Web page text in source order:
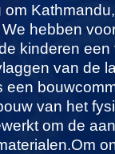
om
hebben
kinderen
van de
een
van het
om de